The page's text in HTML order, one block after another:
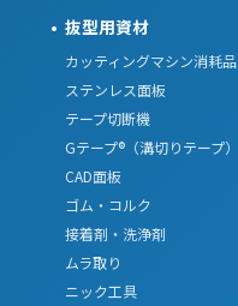
抜型用資材
カッティングマシン消耗品
ステンレス面板
テープ切断機
Gテープ®（溝切りテープ）
CAD面板
ゴム・コルク
接着剤・洗浄剤
ムラ取り
ニック工具